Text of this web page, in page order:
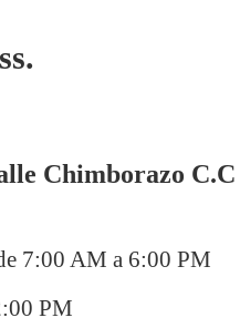
Chimborazo
7:00 AM a 6:00 PM
PM